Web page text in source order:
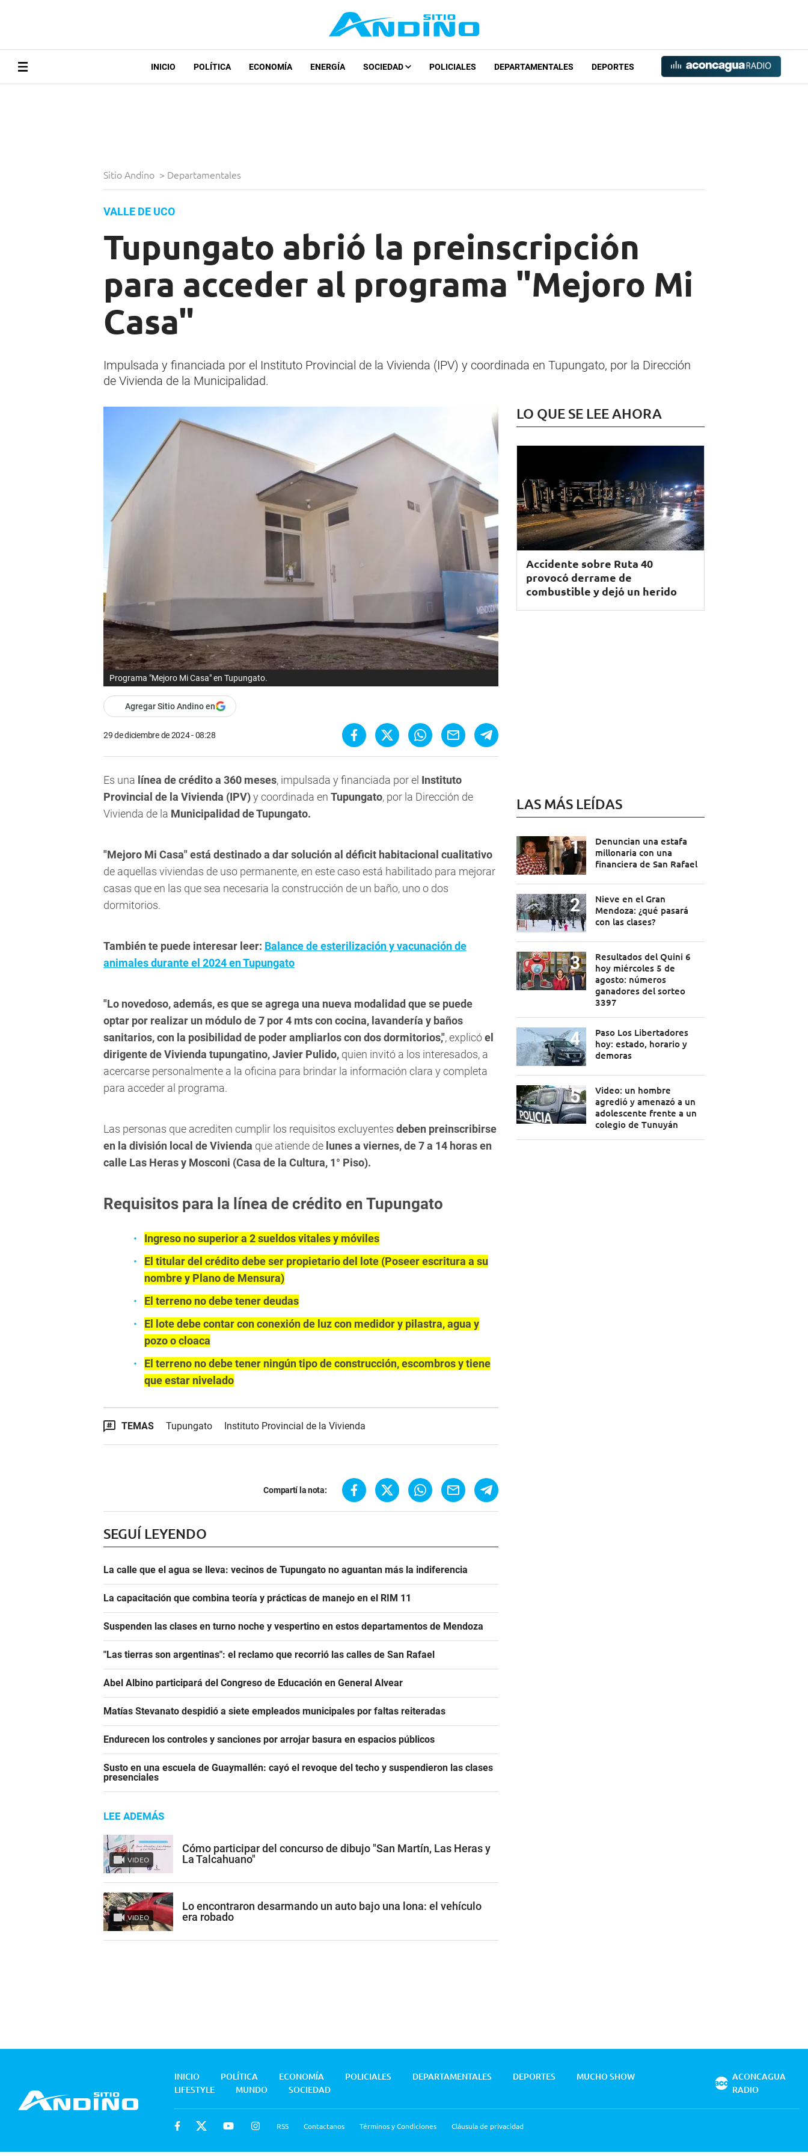
INICIO POLÍTICA ECONOMÍA ENERGÍA SOCIEDAD POLICIALES DEPARTAMENTALES DEPORTES
Sitio Andino > Departamentales
VALLE DE UCO
Tupungato abrió la preinscripción
para acceder al programa "Mejoro Mi
Casa"
Impulsada y financiada por el Instituto Provincial de la Vivienda (IPV) y coordinada en Tupungato, por la Dirección
de Vivienda de la Municipalidad.
Programa "Mejoro Mi Casa" en Tupungato.
Agregar Sitio Andino en
29 de diciembre de 2024 - 08:28
Es una línea de crédito a 360 meses, impulsada y financiada por el Instituto
Provincial de la Vivienda (IPV)y coordinada en Tupungato, por la Dirección de
Vivienda de la Municipalidad de Tupungato.
"Mejoro Mi Casa" está destinado a dar solución al déficit habitacional cualitativo
de aquellas viviendas de uso permanente, en este caso está habilitado para mejorar
casas que en las que sea necesaria la construcción de un baño, uno o dos
dormitorios.
También te puede interesar leer: Balance de esterilización y vacunación de
animales durante el 2024 en Tupungato
"Lo novedoso, además, es que se agrega una nueva modalidad que se puede
optar por realizar un módulo de 7 por 4 mts con cocina, lavandería y baños
sanitarios, con la posibilidad de poder ampliarlos con dos dormitorios,", explicóel
dirigente de Vivienda tupungatino, Javier Pulido, quien invitó a los interesados, a
acercarse personalmente a la oficina para brindar la información clara y completa
para acceder al programa.
Las personas que acrediten cumplir los requisitos excluyentes deben preinscribirse
en la división local de Vivienda que atiende de lunes a viernes, de 7 a 14 horas en
calle Las Heras y Mosconi (Casa de la Cultura, 1° Piso).
Requisitos para la línea de crédito en Tupungato
Ingreso no superior a 2 sueldos vitales y móviles
El titular del crédito debe ser propietario del lote (Poseer escritura a su
nombre y Plano de Mensura)
El terreno no debe tener deudas
El lote debe contar con conexión de luz con medidor y pilastra, agua y
pozo o cloaca
El terreno no debe tener ningún tipo de construcción, escombros y tiene
que estar nivelado
TEMAS Tupungato Instituto Provincial de la Vivienda
Compartí la nota:
SEGUÍ LEYENDO
La calle que el agua se lleva: vecinos de Tupungato no aguantan más la indiferencia
La capacitación que combina teoría y prácticas de manejo en el RIM 11
Suspenden las clases en turno noche y vespertino en estos departamentos de Mendoza
"Las tierras son argentinas": el reclamo que recorrió las calles de San Rafael
Abel Albino participará del Congreso de Educación en General Alvear
Matías Stevanato despidió a siete empleados municipales por faltas reiteradas
Endurecen los controles y sanciones por arrojar basura en espacios públicos
Susto en una escuela de Guaymallén: cayó el revoque del techo y suspendieron las clases
presenciales
LEE ADEMÁS
VIDEO
Cómo participar del concurso de dibujo "San Martín, Las Heras y
La Talcahuano"
VIDEO
Lo encontraron desarmando un auto bajo una lona: el vehículo
era robado
LO QUE SE LEE AHORA
Accidente sobre Ruta 40
provocó derrame de
combustible y dejó un herido
LAS MÁS LEÍDAS
Denuncian una estafa
millonaria con una
financiera de San Rafael
Nieve en el Gran
Mendoza: ¿qué pasará
con las clases?
Resultados del Quini 6
hoy miércoles 5 de
agosto: números
ganadores del sorteo
3397
Paso Los Libertadores
hoy: estado, horario y
demoras
Video: un hombre
agredió y amenazó a un
adolescente frente a un
colegio de Tunuyán
INICIO POLÍTICA ECONOMÍA POLICIALES DEPARTAMENTALES DEPORTES
MUCHO SHOW
LIFESTYLE
MUNDO SOCIEDAD
RSS Contactanos Términos y Condiciones Cláusula de privacidad
ACONCAGUA
RADIO